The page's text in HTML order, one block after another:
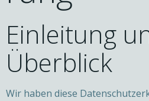
Einleitung
Überblick
Wir haben diese